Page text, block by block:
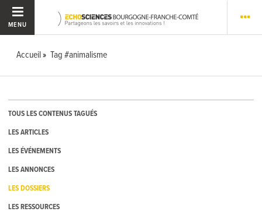
MENU
Accueil Tag #animalisme
TOUS LES CONTENUS TAGUÉS
LES ARTICLES
LES ÉVÉNEMENTS
LES ANNONCES
LES DOSSIERS
LES RESSOURCES